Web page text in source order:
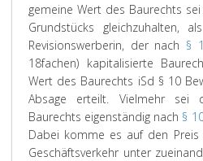
gemeine Wert des Baurechts
Grundstücks gleichzuhalten,
Revisionswerberin, der nach §
18fachen) kapitalisierte
Wert des Baurechts iSd § 10
Absage erteilt. Vielmehr sei
Baurechts eigenständig nach §
Dabei komme es auf den
Geschäftsverkehr unter